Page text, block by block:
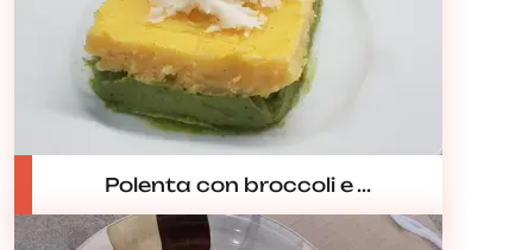
Polenta con broccoli e ...